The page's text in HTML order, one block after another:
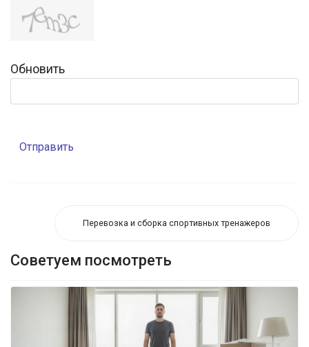
Обновить
Отправить
Перевозка и сборка спортивных тренажеров
Советуем посмотреть